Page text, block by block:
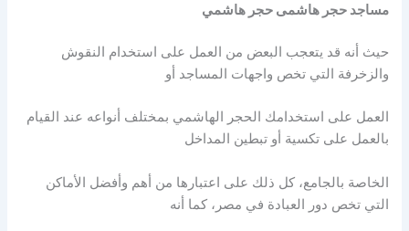
مساجد حجر هاشمى حجر هاشمي
حيث أنه قد يتعجب البعض من العمل على استخدام النقوش
والزخرفة التي تخص واجهات المساجد أو
العمل على استخدامك الحجر الهاشمي بمختلف أنواعه عند القيام
بالعمل على تكسية أو تبطين المداخل
الخاصة بالجامع، كل ذلك على اعتبارها من أهم وأفضل الأماكن
التي تخص دور العبادة في مصر، كما أنه